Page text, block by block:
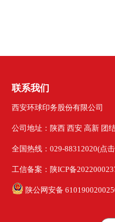
联系我们
西安环球印务股份有限公司
公司地址：陕西 西安 高新 团
全国热线：029-88312020(点
工信备案：陕ICP备
陕公网安备